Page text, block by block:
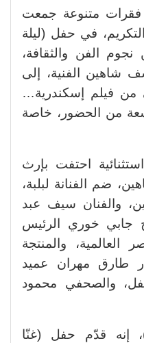
فقرات متنوعة جمعت
في حفل (ليلة
الفن والثقافة،
شاهين الفنية، إلى
من فيلم إسكندرية…
من الحضور، خاصة
احتفت بإرث
ضم الفنانة لبلبة،
والفنان سيف عبد
جابي خوري الرئيس
العالمية، والمنتجة
طارق مهران عميد
والصحفي محمود
إنه قدّم حفل (غنّا